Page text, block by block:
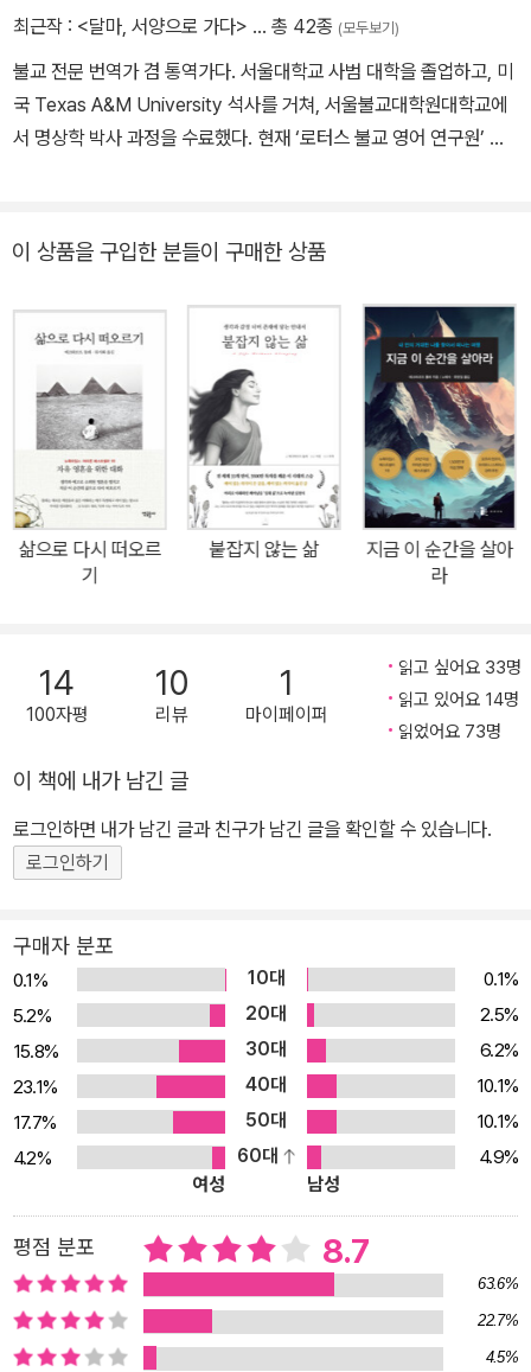
의 방향이 완전히 바뀌었다. 그는 이후 불교 철학과 다양한 명상 전통
는 영적 스승으로 활동하게 되었다. 첫 책 『지금 이 순간을 살아라』와
『삶으로 다시 떠오르기』는 뉴욕 타임스 베스트셀러 1위에 오르며 전
세계적으로 수백만 부가 판매되었고, 수많은 독자들의 삶에 깊은 영
하라는 것이다. 특정 종교나 전통에 속하지 않는 그는 현재 캐나다 밴
어남에 대한 메시지를 전하고 있다.
최근작 : <달마, 서양으로 가다> … 총 42종 (모두보기)
불교 전문 번역가 겸 통역가다. 서울대학교 사범 대학을 졸업하고, 미
국 Texas A&M University 석사를 거쳐, 서울불교대학원대학교에
서 명상학 박사 과정을 수료했다. 현재 ‘로터스 불교 영어 연구원’ 원
『달마, 서양으로 가다』가 있다.
이 상품을 구입한 분들이 구매한 상품
삶으로 다시 떠오르
기
붙잡지 않는 삶
지금 이 순간을 살아
라
14
100자평
10
리뷰
1
마이페이퍼
읽고 싶어요 33명
읽고 있어요 14명
읽었어요 73명
이 책에 내가 남긴 글
로그인하면 내가 남긴 글과 친구가 남긴 글을 확인할 수 있습니다.
로그인하기
구매자 분포
0.1% 10대
0.1%
5.2%
20대
2.5%
15.8%
30대
6.2%
23.1%
40대
10.1%
17.7%
50대
10.1%
4.2%
60대
4.9%
여성
남성
평점 분포 8.7
63.6%
22.7%
4.5%